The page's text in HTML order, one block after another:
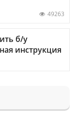
49263
б/у
инструкция